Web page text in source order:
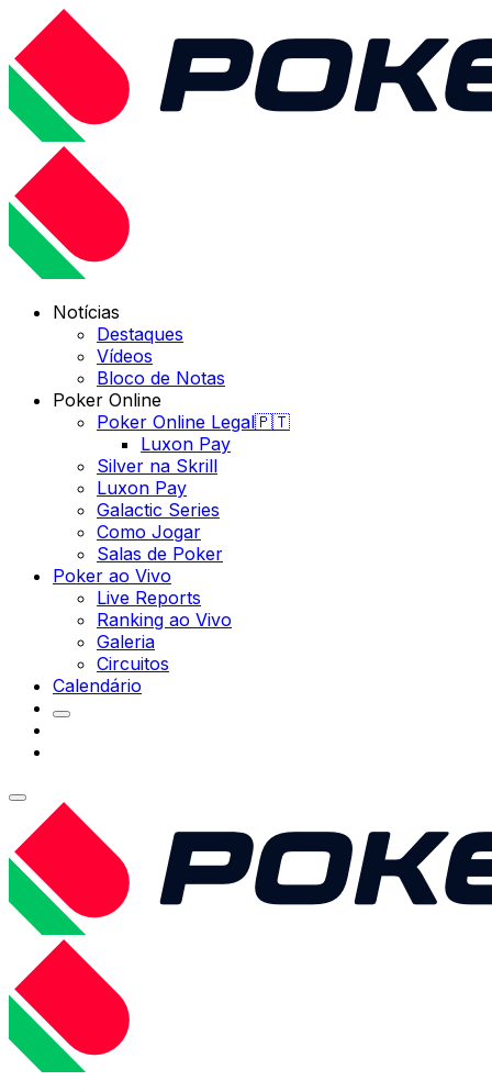
Notícias
Destaques
Vídeos
Bloco de Notas
Poker Online
Poker Online Legal🇵🇹
Luxon Pay
Silver na Skrill
Luxon Pay
Galactic Series
Como Jogar
Salas de Poker
Poker ao Vivo
Live Reports
Ranking ao Vivo
Galeria
Circuitos
Calendário